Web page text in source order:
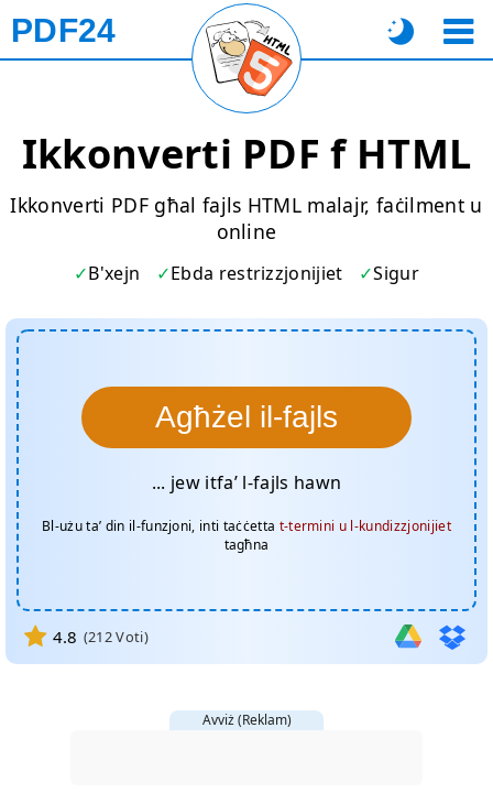
PDF24
Ikkonverti PDF f HTML
Ikkonverti PDF għal fajls HTML malajr, faċilment u
online
B'xejn Ebda restrizzjonijiet Sigur
Agħżel il-fajls
... jew itfa’ l-fajls hawn
Bl-użu ta’ din il-funzjoni, inti taċċetta t-termini u l-kundizzjonijiet
tagħna
4.8 (212Voti)
Avviż (Reklam)